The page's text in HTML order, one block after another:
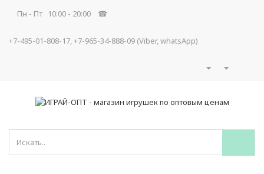
Пн - Пт 10:00 - 20:00 ☎
+7-495-01-808-17, +7-965-34-888-09 (Viber, whatsApp)